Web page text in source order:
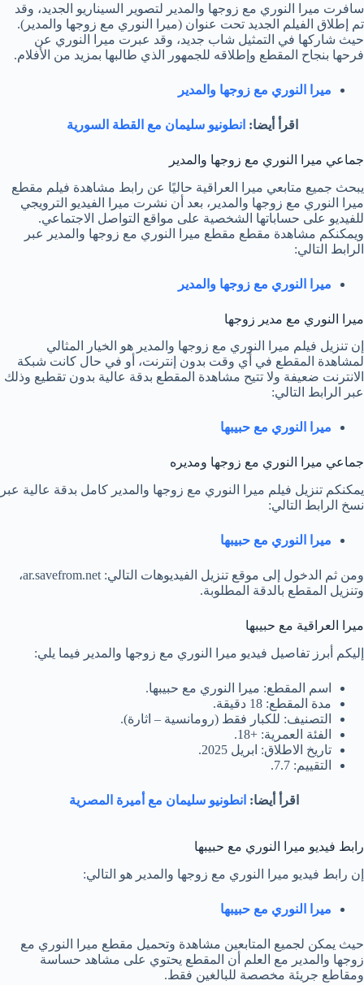
سافرت ميرا النوري مع زوجها والمدير لتصوير السيناريو الجديد، وقد
تم إطلاق الفيلم الجديد تحت عنوان (ميرا النوري مع زوجها والمدير).
حيث شاركها في التمثيل شاب جديد، وقد عبرت ميرا النوري عن
فرحها بنجاح المقطع وإطلاقه للجمهور الذي طالبها بمزيد من الأفلام.
ميرا النوري مع زوجها والمدير
اقرأ أيضا: انطونيو سليمان مع القطة السورية
جماعي ميرا النوري مع زوجها والمدير
يبحث جميع متابعي ميرا العراقية حاليًا عن رابط مشاهدة فيلم مقطع
ميرا النوري مع زوجها والمدير، بعد أن نشرت ميرا الفيديو الترويجي
للفيديو على حساباتها الشخصية على مواقع التواصل الاجتماعي.
ويمكنكم مشاهدة مقطع مقطع ميرا النوري مع زوجها والمدير عبر
الرابط التالي:
ميرا النوري مع زوجها والمدير
ميرا النوري مع مدير زوجها
إن تنزيل فيلم ميرا النوري مع زوجها والمدير هو الخيار المثالي
لمشاهدة المقطع في أي وقت بدون إنترنت، أو في حال كانت شبكة
الانترنت ضعيفة ولا تتيح مشاهدة المقطع بدقة عالية بدون تقطيع وذلك
عبر الرابط التالي:
ميرا النوري مع حبيبها
جماعي ميرا النوري مع زوجها ومديره
يمكنكم تنزيل فيلم ميرا النوري مع زوجها والمدير كامل بدقة عالية عبر
نسخ الرابط التالي:
ميرا النوري مع حبيبها
ومن ثم الدخول إلى موقع تنزيل الفيديوهات التالي: ar.savefrom.net،
وتنزيل المقطع بالدقة المطلوبة.
ميرا العراقية مع حبيبها
إليكم أبرز تفاصيل فيديو ميرا النوري مع زوجها والمدير فيما يلي:
اسم المقطع: ميرا النوري مع حبيبها.
مدة المقطع: 18 دقيقة.
التصنيف: للكبار فقط (رومانسية – اثارة).
الفئة العمرية: +18.
تاريخ الاطلاق: ابريل 2025.
التقييم: 7.7.
اقرأ أيضا: انطونيو سليمان مع أميرة المصرية
رابط فيديو ميرا النوري مع حبيبها
إن رابط فيديو ميرا النوري مع زوجها والمدير هو التالي:
ميرا النوري مع حبيبها
حيث يمكن لجميع المتابعين مشاهدة وتحميل مقطع ميرا النوري مع
زوجها والمدير مع العلم أن المقطع يحتوي على مشاهد حساسة
ومقاطع جريئة مخصصة للبالغين فقط.